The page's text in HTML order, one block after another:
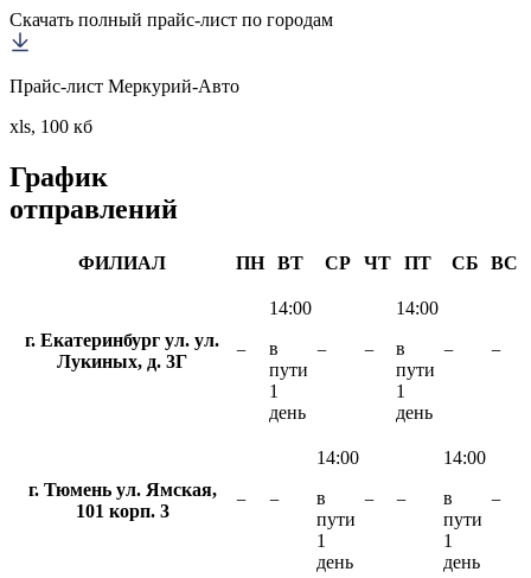
Скачать полный прайс-лист по городам
Прайс-лист Меркурий-Авто
xls, 100 кб
График
отправлений
ФИЛИАЛ ПН ВТ СР ЧТ ПТ СБ ВС
г. Екатеринбург ул. ул.
Лукиных, д. 3Г
−
14:00
в
пути
1
день
− −
14:00
в
пути
1
день
− −
г. Тюмень ул. Ямская,
101 корп. 3
− −
14:00
в
пути
1
день
− −
14:00
в
пути
1
день
−